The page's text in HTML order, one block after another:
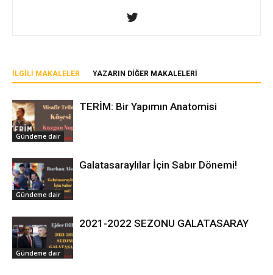
İLGILI MAKALELER YAZARIN DIĞER MAKALELERI
Gündeme dair
TERİM: Bir Yapımın Anatomisi
Gündeme dair
Galatasaraylılar İçin Sabır Dönemi!
Gündeme dair
2021-2022 SEZONU GALATASARAY